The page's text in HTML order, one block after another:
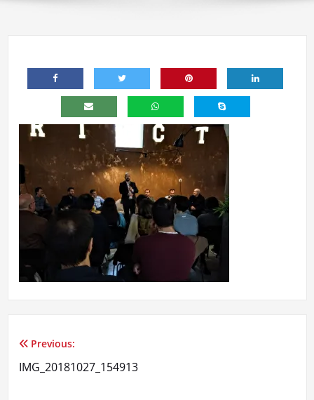
Navegação
de
Previous:
IMG_20181027_154913